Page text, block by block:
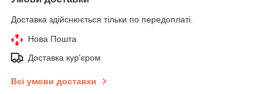
Доставка здійснюється тільки по передоплаті.
Нова Пошта
Доставка кур'єром
Всі умови доставки